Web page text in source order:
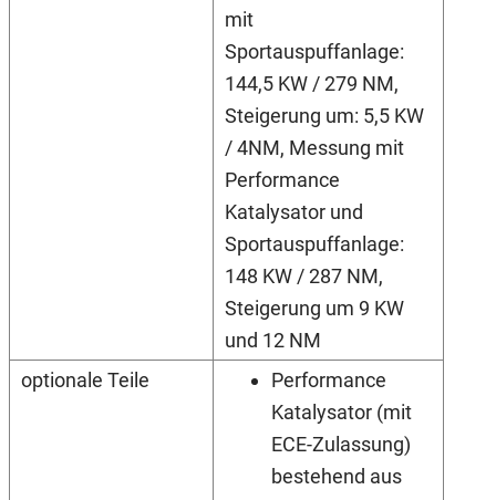
mit
Sportauspuffanlage:
144,5 KW / 279 NM,
Steigerung um: 5,5 KW
/ 4NM, Messung mit
Performance
Katalysator und
Sportauspuffanlage:
148 KW / 287 NM,
Steigerung um 9 KW
und 12 NM
optionale Teile
Performance
Katalysator (mit
ECE-Zulassung)
bestehend aus